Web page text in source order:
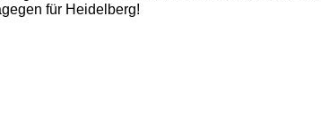
für Heidelberg!